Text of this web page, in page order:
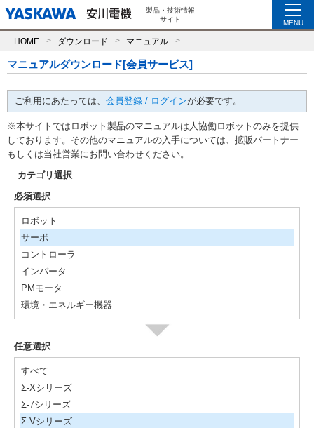
製品・技術情報
サイト
MENU
HOME ダウンロード マニュアル
マニュアルダウンロード[会員サービス]
ご利用にあたっては、 会員登録 / ログインが必要です。
※本サイトではロボット製品のマニュアルは人協働ロボットのみを提供
しております。その他のマニュアルの入手については、拡販パートナー
もしくは当社営業にお問い合わせください。
カテゴリ選択
必須選択
ロボット
サーボ
コントローラ
インバータ
PMモータ
環境・エネルギー機器
任意選択
すべて
Σ-Xシリーズ
Σ-7シリーズ
Σ-Vシリーズ